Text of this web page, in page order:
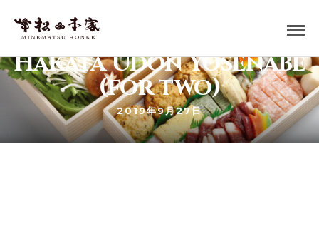
Hakata Udon Yosenabe
(for two)
2019年9月27日